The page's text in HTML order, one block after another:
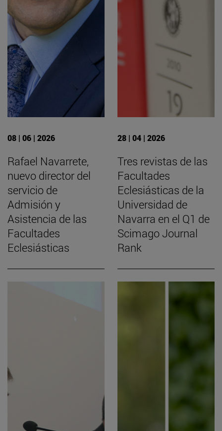
08 | 06 | 2026
Rafael Navarrete,
nuevo director del
servicio de
Admisión y
Asistencia de las
Facultades
Eclesiásticas
28 | 04 | 2026
Tres revistas de las
Facultades
Eclesiásticas de la
Universidad de
Navarra en el Q1 de
Scimago Journal
Rank